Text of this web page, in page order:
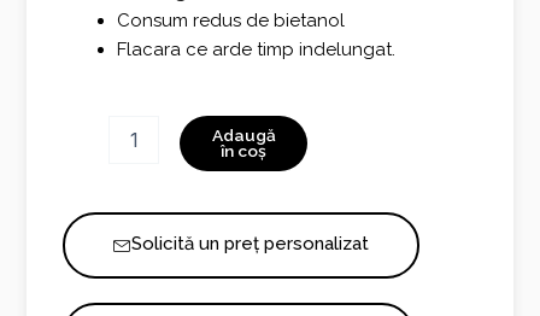
Consum redus de bietanol
Flacara ce arde timp indelungat.
Adaugă
în coș
Solicită un preț personalizat